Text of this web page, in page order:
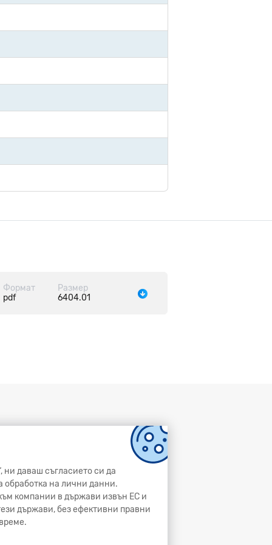
ни даваш съгласието си да
обработка на лични данни.
компании в държави извън ЕС и
държави, без ефективни правни
Формат
pdf
Размер
6404.01